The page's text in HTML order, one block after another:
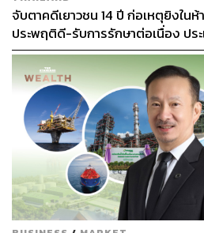
https://edition.cnn.com/
e-summit-cop30-brazil-trump
https://edition.cnn.com/
ement-anniversary-cop30
https://www.unepfi.org/
0-a-turning-point-for-climate-
ance-sector/
https://www.euronews.com/
-cop30-why-does-it-matter-
ars-un-climate-talks
https://www.bbc.com/news/
https://
จับตาคดีเยาวชน 14 ปี ก่อเหตุยิงใน
ประพฤติดี-รับการรักษาต่อเนื่อง ปร